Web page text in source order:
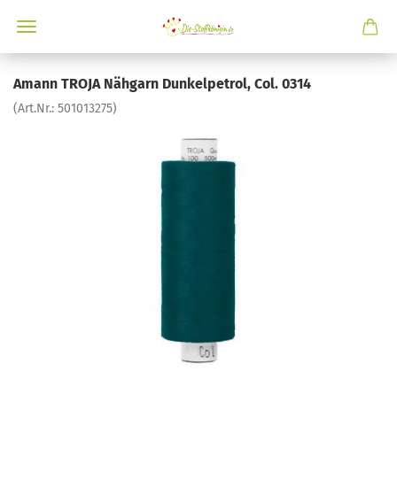
Amann TROJA Nähgarn Dunkelpetrol, Col. 0314
(Art.Nr.: 501013275)